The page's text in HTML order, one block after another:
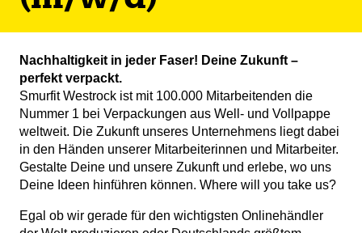
Nachhaltigkeit in jeder Faser! Deine Zukunft –
perfekt verpackt.
Smurfit Westrock ist mit 100.000 Mitarbeitenden die
Nummer 1 bei Verpackungen aus Well- und Vollpappe
weltweit. Die Zukunft unseres Unternehmens liegt dabei
in den Händen unserer Mitarbeiterinnen und Mitarbeiter.
Gestalte Deine und unsere Zukunft und erlebe, wo uns
Deine Ideen hinführen können. Where will you take us?
Egal ob wir gerade für den wichtigsten Onlinehändler